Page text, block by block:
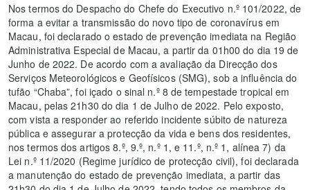
Nos termos do Despacho do Chefe do Executivo n.º 101/2022, de
forma a evitar a transmissão do novo tipo de coronavírus em
Macau, foi declarado o estado de prevenção imediata na Região
Administrativa Especial de Macau, a partir da 01h00 do dia 19 de
Junho de 2022. De acordo com a avaliação da Direcção dos
Serviços Meteorológicos e Geofísicos (SMG), sob a influência do
tufão “Chaba”, foi içado o sinal n.º 8 de tempestade tropical em
Macau, pelas 21h30 do dia 1 de Julho de 2022. Pelo exposto,
com vista a responder ao referido incidente súbito de natureza
pública e assegurar a protecção da vida e bens dos residentes,
nos termos dos artigos 8.º, 9.º, n.º 1, e 11.º, n.º 1, alínea 7) da
Lei n.º 11/2020 (Regime jurídico de protecção civil), foi declarada
a manutenção do estado de prevenção imediata, a partir das